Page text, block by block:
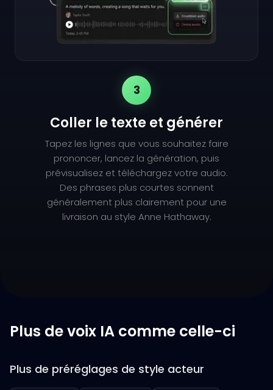
3
Coller le texte et générer
Tapez les lignes que vous souhaitez faire
prononcer, lancez la génération, puis
prévisualisez et téléchargez votre audio.
Des phrases plus courtes sonnent
généralement plus clairement pour une
livraison au style Anne Hathaway.
Plus de voix IA comme celle-ci
Plus de préréglages de style acteur